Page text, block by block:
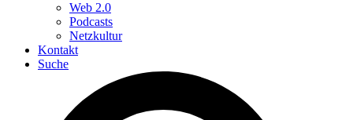
Web 2.0
Podcasts
Netzkultur
Kontakt
Suche